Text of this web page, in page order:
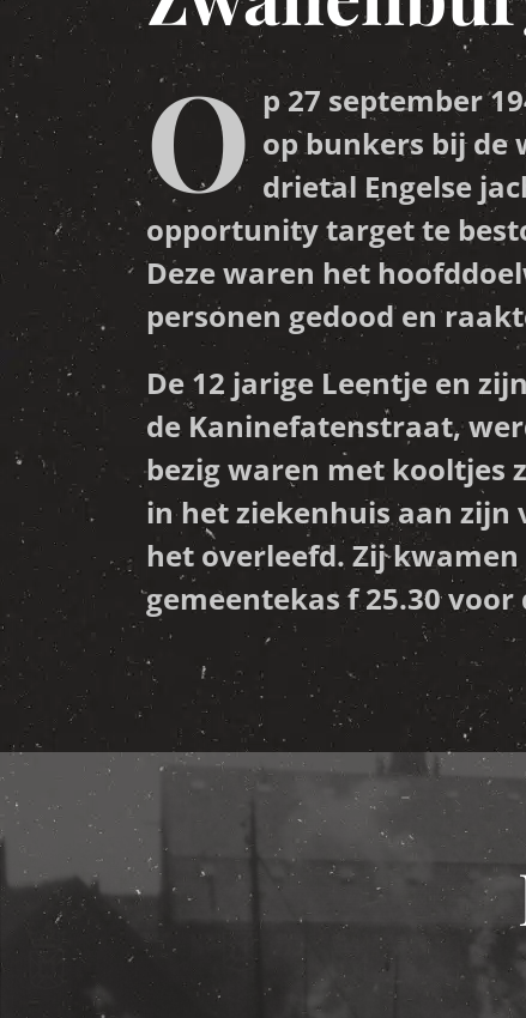
O p 27 september
op bunkers bij de
drietal Engelse
opportunity target te
Deze waren het
personen gedood en
De 12 jarige Leentje en
de Kaninefatenstraat,
bezig waren met kooltjes
in het ziekenhuis aan zijn
het overleefd. Zij
gemeentekas f 25.30